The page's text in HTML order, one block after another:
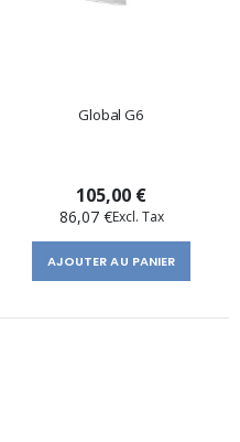
Global G6
105,00 €
86,07 €
AJOUTER AU PANIER